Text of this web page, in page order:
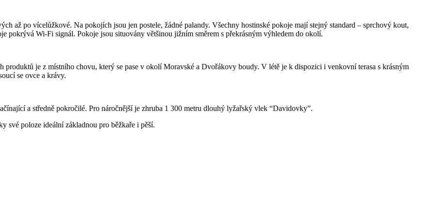
až po vícelůžkové. Na pokojích jsou jen postele, žádné palandy. Všechny hostinské pokoje mají stejný standard – sprchový kout,
pokrývá Wi-Fi signál. Pokoje jsou situovány většinou jižním směrem s překrásným výhledem do okolí.
produktů je z místního chovu, který se pase v okolí Moravské a Dvořákovy boudy. V létě je k dispozici i venkovní terasa s krásným
se ovce a krávy.
a středně pokročilé. Pro náročnější je zhruba 1 300 metru dlouhý lyžařský vlek “Davidovky”.
své poloze ideální základnou pro běžkaře i pěší.